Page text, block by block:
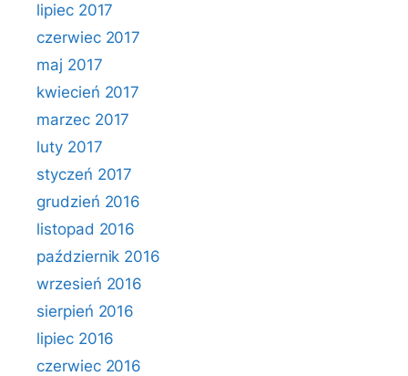
lipiec 2017
czerwiec 2017
maj 2017
kwiecień 2017
marzec 2017
luty 2017
styczeń 2017
grudzień 2016
listopad 2016
październik 2016
wrzesień 2016
sierpień 2016
lipiec 2016
czerwiec 2016